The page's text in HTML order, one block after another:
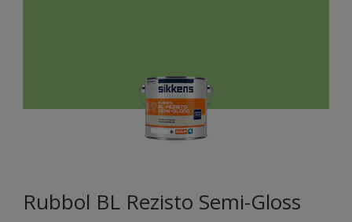
Rubbol BL Rezisto Semi-Gloss